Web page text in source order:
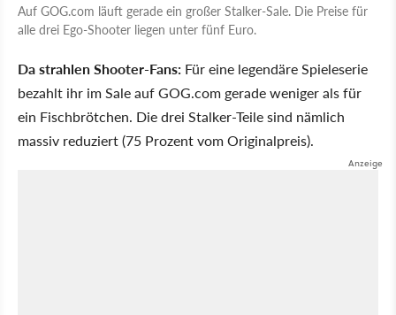
Auf GOG.com läuft gerade ein großer Stalker-Sale. Die Preise für
alle drei Ego-Shooter liegen unter fünf Euro.
Da strahlen Shooter-Fans: Für eine legendäre Spieleserie
bezahlt ihr im Sale auf GOG.com gerade weniger als für
ein Fischbrötchen. Die drei Stalker-Teile sind nämlich
massiv reduziert (75 Prozent vom Originalpreis).